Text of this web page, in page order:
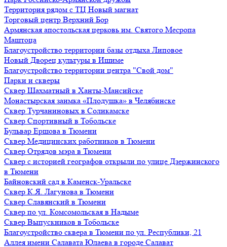
Территория рядом с ТЦ Новый магнат
Торговый центр Верхний Бор
Армянская апостольская церковь им. Святого Месропа
Маштоца
Благоустройство территории базы отдыха Липовое
Нoвый Двoрeц культуры в Ишимe
Благоустройство территории центра "Свой дом"
Парки и скверы
Сквер Шахматный в Ханты-Мансийске
Монастырская заимка «Плодушка» в Челябинске
Сквер Турчаниновых в Соликамске
Сквер Спортивный в Тобольске
Бульвар Ершова в Тюмени
Сквер Медицинских работников в Тюмени
Сквер Отрядов мэра в Тюмени
Сквер с историей географов открыли по улице Дзержинского
в Тюмени
Байновский сад в Каменск-Уральске
Сквер К.Я. Лагунова в Тюмени
Сквер Славянский в Тюмени
Сквер по ул. Комсомольская в Надыме
Сквер Выпускников в Тобольске
Благоустройство сквера в Тюмени по ул. Республики, 21
Аллея имени Салавата Юлаева в городе Салават